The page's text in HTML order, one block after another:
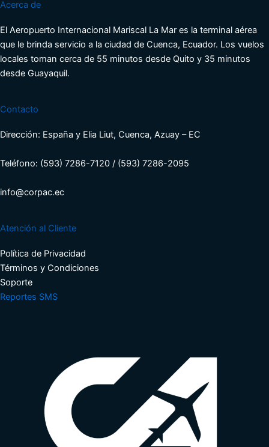
Acerca de
El Aeropuerto Internacional Mariscal La Mar es la terminal aérea
que le brinda servicio a la ciudad de Cuenca, Ecuador. Los vuelos
locales toman cerca de 55 minutos desde Quito y 35 minutos
desde Guayaquil.
Contacto
Dirección: España y Elia Liut, Cuenca, Azuay – EC
Teléfono: (593) 7286-7120 / (593) 7286-2095
info@corpac.ec
Atención al Cliente
Política de Privacidad
Términos y Condiciones​
Soporte​
Reportes SMS